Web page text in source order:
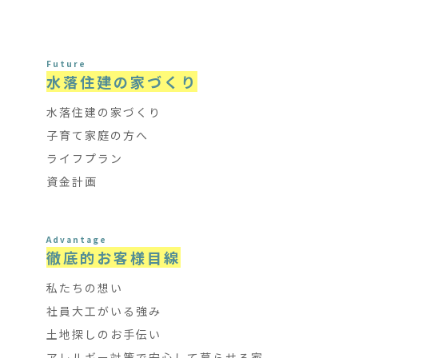
Future
水落住建の家づくり
水落住建の家づくり
子育て家庭の方へ
ライフプラン
資金計画
Advantage
徹底的お客様目線
私たちの想い
社員大工がいる強み
土地探しのお手伝い